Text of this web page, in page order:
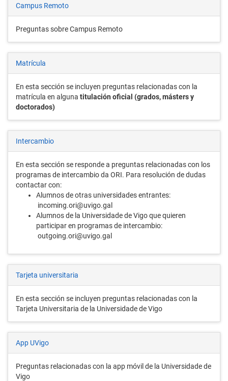
Campus Remoto
Preguntas sobre Campus Remoto
Matrícula
En esta sección se incluyen preguntas relacionadas con la
matrícula en alguna titulación oficial (grados, másters y
doctorados)
Intercambio
En esta sección se responde a preguntas relacionadas con los
programas de intercambio da ORI. Para resolución de dudas
contactar con:
Alumnos de otras universidades entrantes:
incoming.ori@uvigo.gal
Alumnos de la Universidade de Vigo que quieren
participar en programas de intercambio:
outgoing.ori@uvigo.gal
Tarjeta universitaria
En esta sección se incluyen preguntas relacionadas con la
Tarjeta Universitaria de la Universidade de Vigo
App UVigo
Preguntas relacionadas con la app móvil de la Universidade de
Vigo